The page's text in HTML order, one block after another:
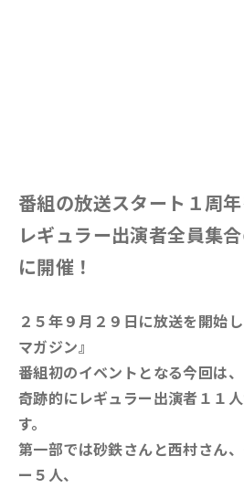
番組の放送スタート１周年
レギュラー出演者全員集
に開催！
２５年９月２９日に放送を開始
マガジン』
番組初のイベントとなる今回は、
奇跡的にレギュラー出演者１１
す。
第一部では砂鉄さんと西村さん
ー５人、